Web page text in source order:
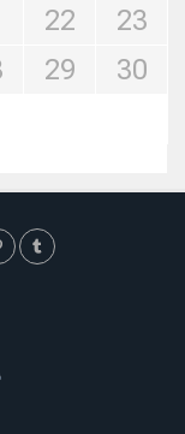
22
23
29
30